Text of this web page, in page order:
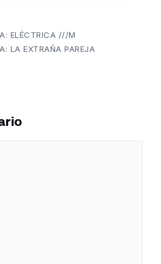
ELÉCTRICA ///M
LA EXTRAÑA PAREJA